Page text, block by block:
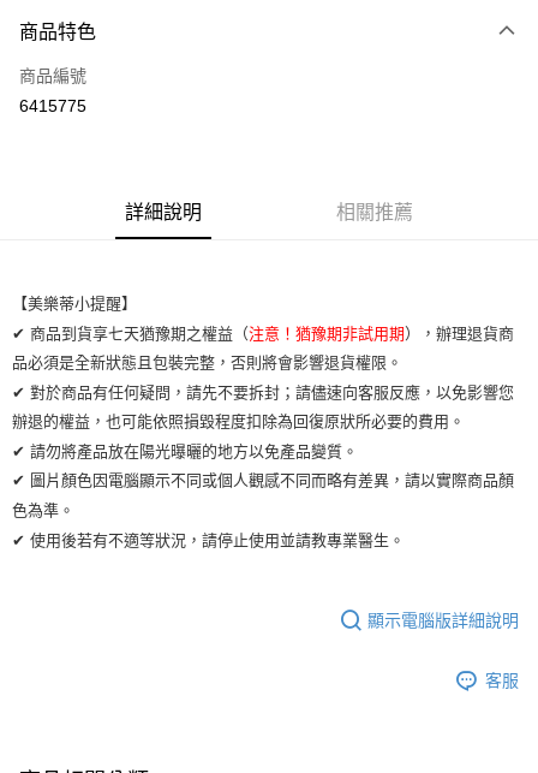
信用卡一次付款
超商取貨付款
全家取貨付款
每筆NT$65，滿NT$2,000(含以上)免運費
7-11取貨付款
每筆NT$65，滿NT$2,000(含以上)免運費
宅配
每筆NT$100，滿NT$2,000(含以上)免運費
商品特色
商品編號
6415775
詳細說明 相關推薦
【美樂蒂小提醒】
✔ 商品到貨享七天猶豫期之權益（注意！猶豫期非試用期），辦理退貨商
品必須是全新狀態且包裝完整，否則將會影響退貨權限。
✔ 對於商品有任何疑問，請先不要拆封；請儘速向客服反應，以免影響您
辦退的權益，也可能依照損毀程度扣除為回復原狀所必要的費用。
✔ 請勿將產品放在陽光曝曬的地方以免產品變質。
✔ 圖片顏色因電腦顯示不同或個人觀感不同而略有差異，請以實際商品顏
色為準。
✔ 使用後若有不適等狀況，請停止使用並請教專業醫生。
顯示電腦版詳細說明
客服